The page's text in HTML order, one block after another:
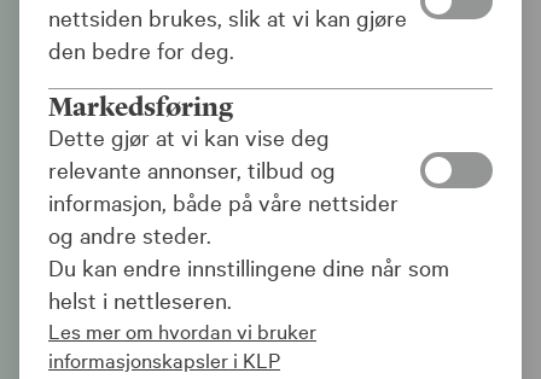
Forskjellen på offentlig
og privat
tjenestepensjon
Mange har i løpet av yrkeslivet vært
innom både offentlig og privat sektor, og
lurer på hva som skiller
pensjonsordningene. Her får du en enkel
oversikt over forskjellene og hva det
nettsiden brukes, slik at vi kan gjøre
den bedre for deg.
Markedsføring
Dette gjør at vi kan vise deg
relevante annonser, tilbud og
informasjon, både på våre nettsider
og andre steder.
Du kan endre innstillingene dine når som
helst i nettleseren.
Les mer om hvordan vi bruker
informasjonskapsler i KLP